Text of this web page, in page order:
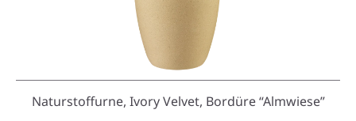
Naturstoffurne, Ivory Velvet, Bordüre “Almwiese”